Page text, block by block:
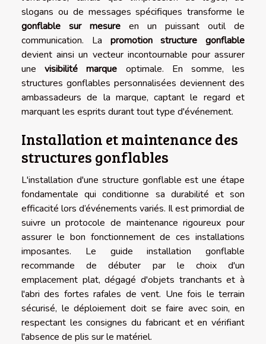
slogans ou de messages spécifiques transforme le
gonflable sur mesure en un puissant outil de
communication. La promotion structure gonflable
devient ainsi un vecteur incontournable pour assurer
unevisibilité marque optimale. En somme, les
structures gonflables personnalisées deviennent des
ambassadeurs de la marque, captant le regard et
marquant les esprits durant tout type d'événement.
Installation et maintenance des
structures gonflables
L'installation d'une structure gonflable est une étape
fondamentale qui conditionne sa durabilité et son
efficacité lors d’événements variés. Il est primordial de
suivre un protocole de maintenance rigoureux pour
assurer le bon fonctionnement de ces installations
imposantes. Le guide installation gonflable
recommande de débuter par le choix d'un
emplacement plat, dégagé d'objets tranchants et à
l'abri des fortes rafales de vent. Une fois le terrain
sécurisé, le déploiement doit se faire avec soin, en
respectant les consignes du fabricant et en vérifiant
l'absence de plis sur le matériel.